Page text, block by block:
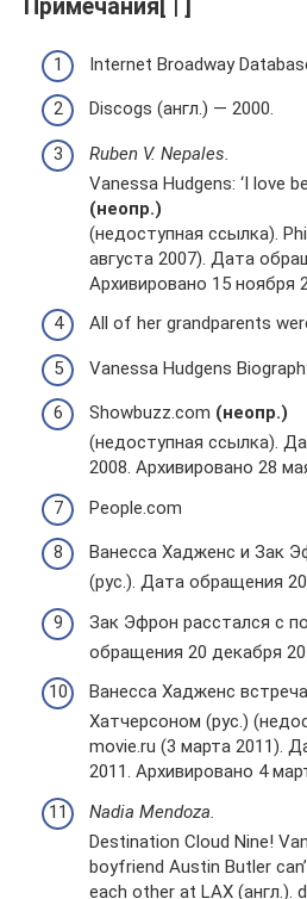
Примечания[ | ]
Internet Broadway
Discogs (англ.) — 2000.
Ruben V. Nepales.
Vanessa Hudgens: ‘I love
(неопр.)
(недоступная ссылка).
августа 2007). Дата
Архивировано 15 ноября
All of her grandparents
Vanessa Hudgens
Showbuzz.com (неопр.)
(недоступная ссылка).
2008. Архивировано 28
People.com
Ванесса Хадженс и Зак
(рус.). Дата обращения
Зак Эфрон расстался с
обращения 20 декабря
Ванесса Хадженс
Хатчерсоном (рус.)
movie.ru (3 марта 2011).
2011. Архивировано 4
Nadia Mendoza.
Destination Cloud Nine!
boyfriend Austin Butler
each other at LAX (англ.).